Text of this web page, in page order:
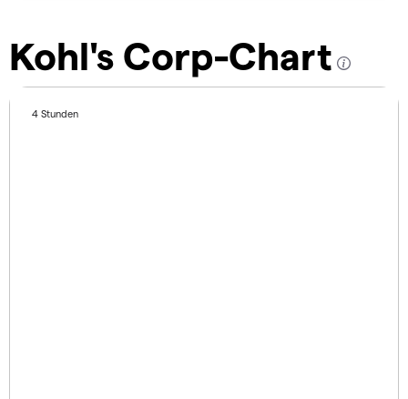
Kohl's Corp-Chart
4 Stunden